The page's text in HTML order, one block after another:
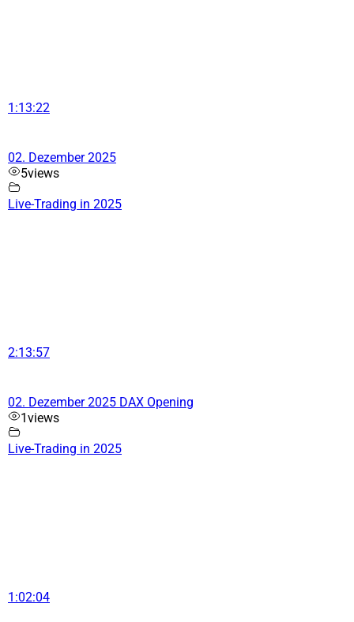
1:13:22
02. Dezember 2025
5views
Live-Trading in 2025
2:13:57
02. Dezember 2025 DAX Opening
1views
Live-Trading in 2025
1:02:04